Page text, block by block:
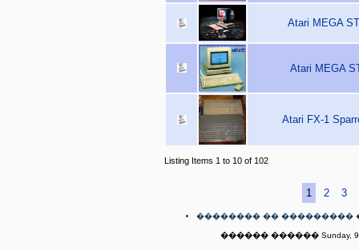
Atari MEGA
Atari MEGA
Atari FX-1
Listing Items 1 to 10 of 102
1 2 3
�������� �� ���������
������ ������ Sunday,